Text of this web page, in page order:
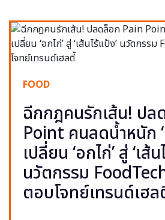
FOOD
ฉีกกฎคนรักเส้น! ปล
Point คนลดน้ำหนัก ‘
เปลี่ยน ‘อกไก่’ สู่ ‘เส้
นวัตกรรม
ตอบโจทย์เทรนด์เฮล